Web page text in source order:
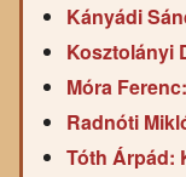
Kányádi
Kosztolányi
Móra
Radnóti
Tóth Árpád: